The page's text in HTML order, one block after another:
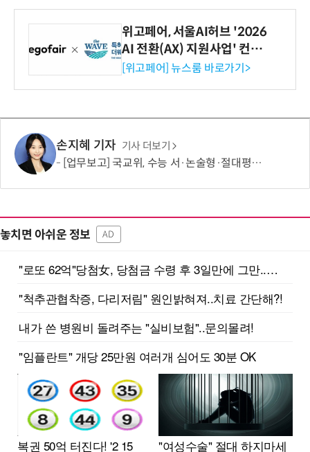
위고페어, 서울AI허브 '2026
AI 전환(AX) 지원사업' 컨소
시엄 선정
[위고페어] 뉴스룸 바로가기>
손지혜 기자 기사 더보기
[업무보고] 국교위, 수능 서·논술형·절대평가 논의 속도…AI 교육 강화
놓치면 아쉬운 정보 AD